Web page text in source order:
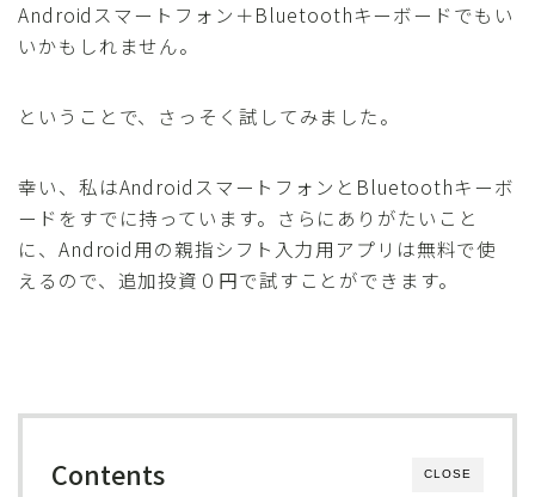
Androidスマートフォン＋Bluetoothキーボードでもい
いかもしれません。
ということで、さっそく試してみました。
幸い、私はAndroidスマートフォンとBluetoothキーボ
ードをすでに持っています。さらにありがたいこと
に、Android用の親指シフト入力用アプリは無料で使
えるので、追加投資０円で試すことができます。
CLOSE
Contents